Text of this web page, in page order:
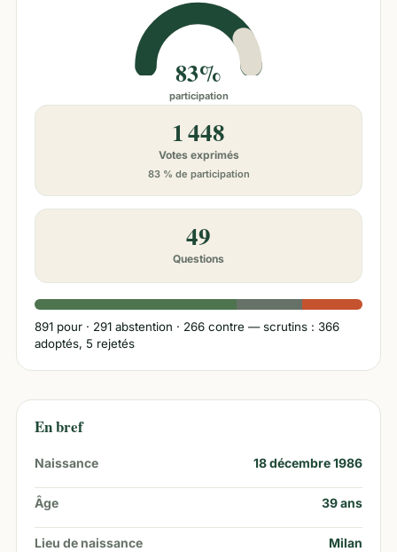
83%
participation
1 448
Votes exprimés
83 % de participation
49
Questions
891 pour · 291 abstention · 266 contre — scrutins : 366
adoptés, 5 rejetés
En bref
Naissance 18 décembre 1986
Âge 39ans
Lieu de naissance Milan